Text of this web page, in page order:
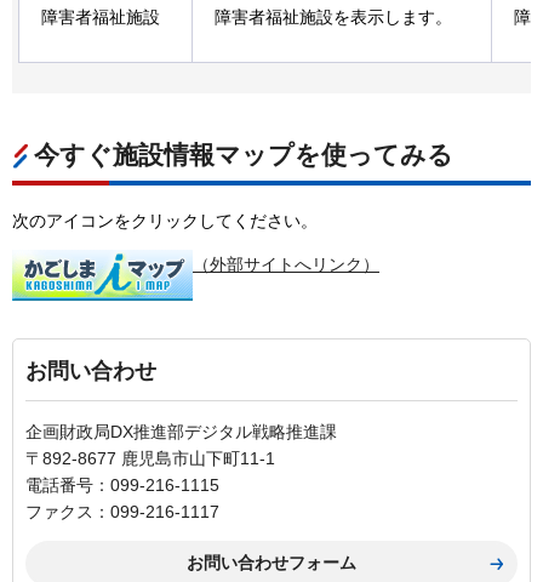
障害者福祉施設 障害者福祉施設を表示します。 障
今すぐ施設情報マップを使ってみる
次のアイコンをクリックしてください。
（外部サイトへリンク）
お問い合わせ
企画財政局DX推進部デジタル戦略推進課
〒892-8677 鹿児島市山下町11-1
電話番号：099-216-1115
ファクス：099-216-1117